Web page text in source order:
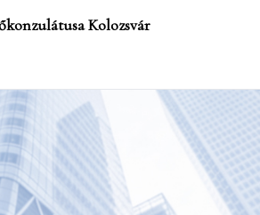
Kolozsvár
main menu